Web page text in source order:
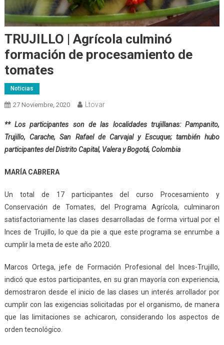
TRUJILLO | Agrícola culminó
formación de procesamiento de
tomates
Noticias
27 Noviembre, 2020 Ltovar
** Los participantes son de las localidades trujillanas: Pampanito,
Trujillo, Carache, San Rafael de Carvajal y Escuque; también hubo
participantes del Distrito Capital, Valera y Bogotá, Colombia
MARÍA CABRERA
Un total de 17 participantes del curso Procesamiento y
Conservación de Tomates, del Programa Agrícola, culminaron
satisfactoriamente las clases desarrolladas de forma virtual por el
Inces de Trujillo, lo que da pie a que este programa se enrumbe a
cumplir la meta de este año 2020.
Marcos Ortega, jefe de Formación Profesional del Inces-Trujillo,
indicó que estos participantes, en su gran mayoría con experiencia,
demostraron desde el inicio de las clases un interés arrollador por
cumplir con las exigencias solicitadas por el organismo, de manera
que las limitaciones se achicaron, considerando los aspectos de
orden tecnológico.